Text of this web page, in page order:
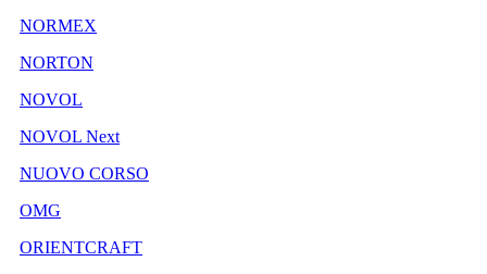
NORMEX
NORTON
NOVOL
NOVOL Next
NUOVO CORSO
OMG
ORIENTCRAFT